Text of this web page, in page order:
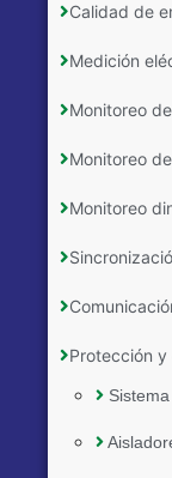
Calidad de
Medición
Monitoreo
Monitoreo
Monitoreo
Protección